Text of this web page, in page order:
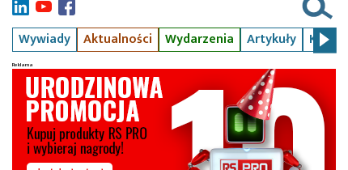
Wywiady Aktualności Wydarzenia Artykuły Kursy